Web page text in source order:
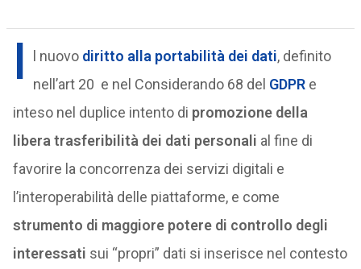
I l nuovodiritto alla portabilità dei dati, definito
nell’art 20 e nel Considerando 68 del GDPR e
inteso nel duplice intento di promozione della
libera trasferibilità dei dati personali al fine di
favorire la concorrenza dei servizi digitali e
l’interoperabilità delle piattaforme, e come
strumento di maggiore potere di controllo degli
interessati sui “propri” dati si inserisce nel contesto